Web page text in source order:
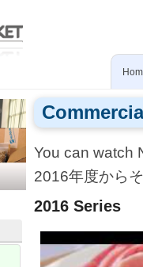
You can watch
2016年度から
2016 Series